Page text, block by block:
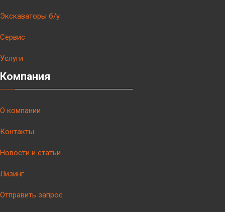
Экскаваторы б/у
Сервис
Услуги
Компания
О компании
Контакты
Новости и статьи
Лизинг
Отправить запрос